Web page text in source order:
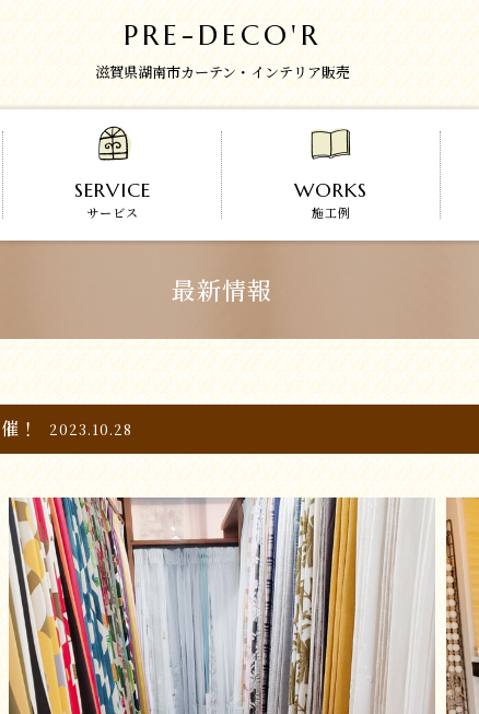
PRE-DECO'R
滋賀県湖南市カーテン・インテリア販売
SERVICE
サービス
WORKS
施工例
最新情報
！ 2023.10.28